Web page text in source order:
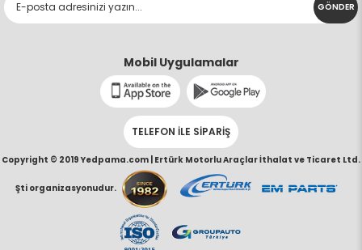
GÖNDER
Mobil Uygulamalar
TELEFON İLE SİPARİŞ
Copyright © 2019 Yedpama.com | Ertürk Motorlu Araçlar İthalat ve Ticaret Ltd.
Şti organizasyonudur.